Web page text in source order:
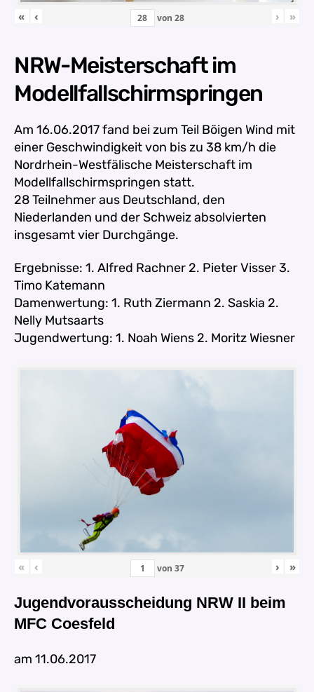
« ‹ von 28 › »
NRW-Meisterschaft im
Modellfallschirmspringen
Am 16.06.2017 fand bei zum Teil Böigen Wind mit
einer Geschwindigkeit von bis zu 38 km/h die
Nordrhein-Westfälische Meisterschaft im
Modellfallschirmspringen statt.
28 Teilnehmer aus Deutschland, den
Niederlanden und der Schweiz absolvierten
insgesamt vier Durchgänge.
Ergebnisse: 1. Alfred Rachner 2. Pieter Visser 3.
Timo Katemann
Damenwertung: 1. Ruth Ziermann 2. Saskia 2.
Nelly Mutsaarts
Jugendwertung: 1. Noah Wiens 2. Moritz Wiesner
« ‹ von 37 › »
Jugendvorausscheidung NRW II beim
MFC Coesfeld
am 11.06.2017